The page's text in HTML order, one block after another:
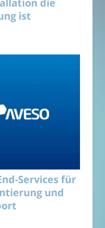
die
ist
Services für
und